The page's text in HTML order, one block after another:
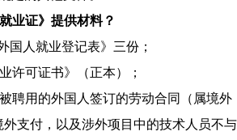
业证》提供材料？
国人就业登记表》三份；
许可证书》（正本）；
聘用的外国人签订的劳动合同（属境外
支付，以及涉外项目中的技术人员不与